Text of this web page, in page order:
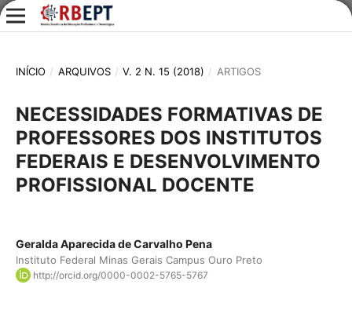
INÍCIO / ARQUIVOS / V. 2 N. 15 (2018) / ARTIGOS
NECESSIDADES FORMATIVAS DE
PROFESSORES DOS INSTITUTOS
FEDERAIS E DESENVOLVIMENTO
PROFISSIONAL DOCENTE
Geralda Aparecida de Carvalho Pena
Instituto Federal Minas Gerais Campus Ouro Preto
http://orcid.org/0000-0002-5765-5767